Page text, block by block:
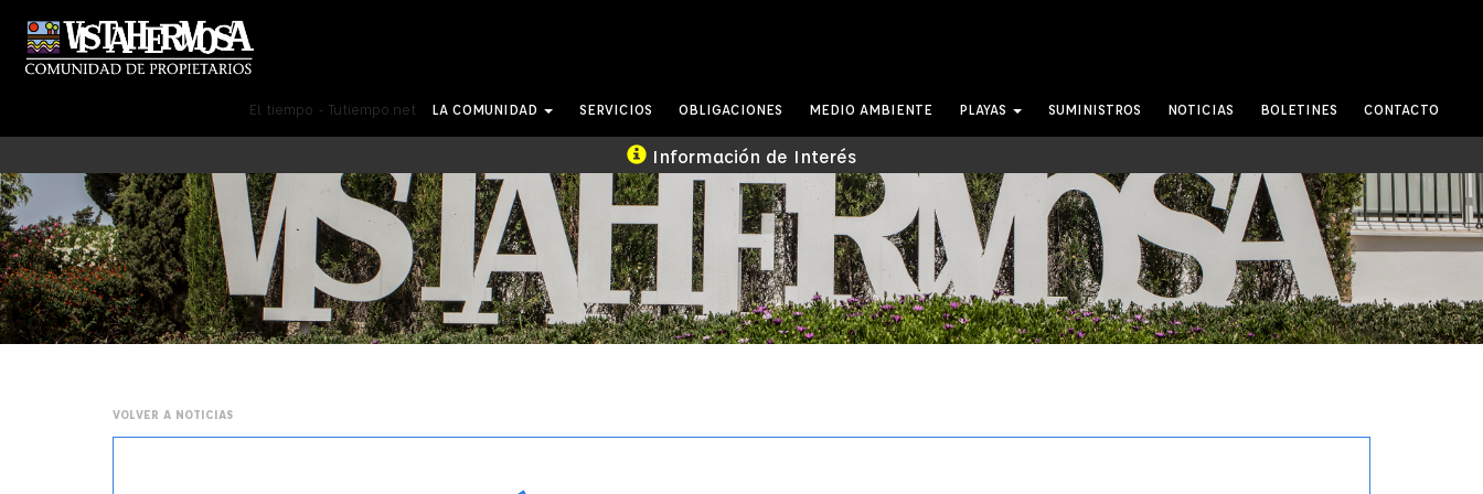
El tiempo - Tutiempo.net LA COMUNIDAD SERVICIOS OBLIGACIONES MEDIO AMBIENTE PLAYAS SUMINISTROS NOTICIAS BOLETINES CONTACTO
Información de Interés
VOLVER A NOTICIAS